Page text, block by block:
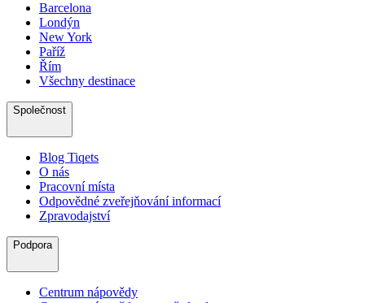
Barcelona
Londýn
New York
Paříž
Řím
Všechny destinace
Společnost
Blog Tiqets
O nás
Pracovní místa
Odpovědné zveřejňování informací
Zpravodajství
Podpora
Centrum nápovědy